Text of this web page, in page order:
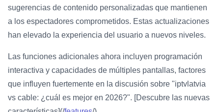
sugerencias de contenido personalizadas que mantienen
a los espectadores comprometidos. Estas actualizaciones
han elevado la experiencia del usuario a nuevos niveles.
Las funciones adicionales ahora incluyen programación
interactiva y capacidades de múltiples pantallas, factores
que influyen fuertemente en la discusión sobre "iptvlatvia
vs cable: ¿cuál es mejor en 2026?". [Descubre las nuevas